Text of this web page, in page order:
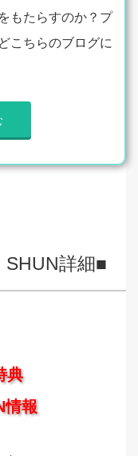
もたらすのか？プ
こちらのブログに
SHUN詳細■
典
情報